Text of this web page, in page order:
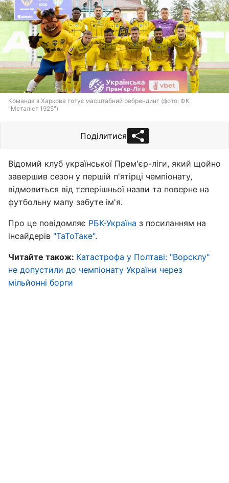
Команда з Харкова готує масштабний ребрендинг (фото: ФК
"Металіст 1925")
Поділитися
Відомий клуб української Прем'єр-ліги, який щойно
завершив сезон у першій п'ятірці чемпіонату,
відмовиться від теперішньої назви та поверне на
футбольну мапу забуте ім'я.
Про це повідомляє РБК-Україна з посиланням на
інсайдерів "ТаТоТаке".
Читайте також: Катастрофа у Полтаві: "Ворсклу"
не допустили до чемпіонату України через
мільйонні борги